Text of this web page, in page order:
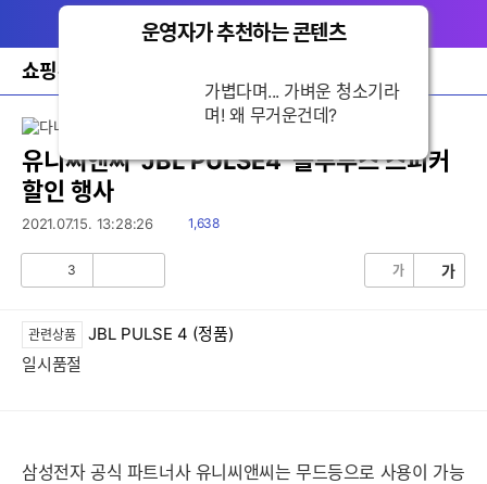
다
와
홈
쇼핑뉴스
이
어
창
토
유니씨앤씨 'JBL PULSE4' 블루투스 스피커
할인 행사
2021.07.15. 13:28:26
읽
1,638
3 가 가
관련상품
JBL PULSE 4 (정품)
일시품절
삼성전자 공식 파트너사 유니씨앤씨는 무드등으로 사용이 가능
운영자가 추천하는 콘텐츠
기라며! 왜 무거운건
데?